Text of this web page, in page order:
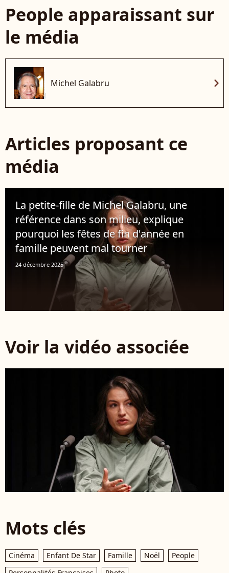
People apparaissant sur
le média
Michel Galabru chevron_right
Articles proposant ce
média
La petite-fille de Michel Galabru, une
référence dans son milieu, explique
pourquoi les fêtes de fin d'année en
famille peuvent mal tourner
24 décembre 2025
Voir la vidéo associée
Mots clés
Cinéma Enfant De Star Famille Noël
People